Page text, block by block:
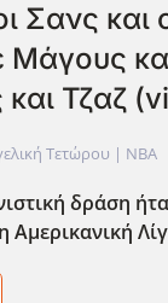
Σανς και
Μάγους
Τζαζ
Τετώρου | NBA
δράση
Αμερικανική